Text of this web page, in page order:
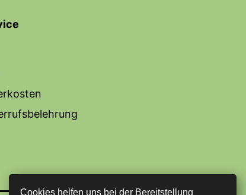
Cookies helfen uns bei der Bereitstellung